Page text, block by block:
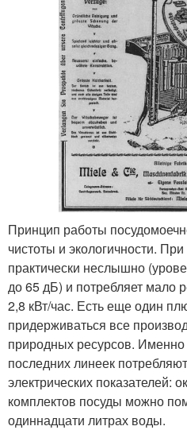
Принцип работы
чистоты и экологичности.
практически неслышно
до 65 дБ) и потребляет мало
2,8 кВт/час. Есть еще один
придерживаться все
природных ресурсов.
последних линеек
электрических показателей:
комплектов посуды можно
одиннадцати литрах воды.